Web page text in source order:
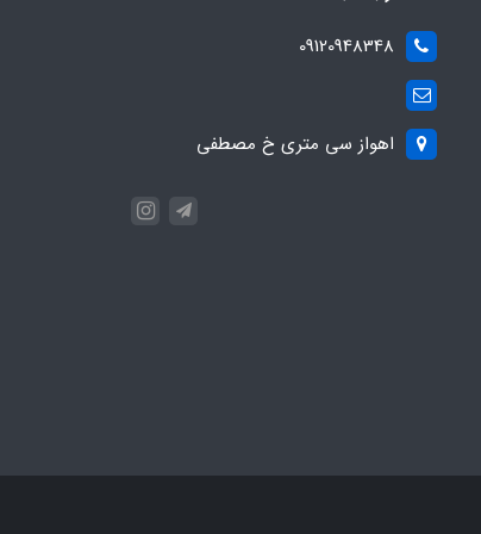
09120948348
اهواز سی متری خ مصطفی